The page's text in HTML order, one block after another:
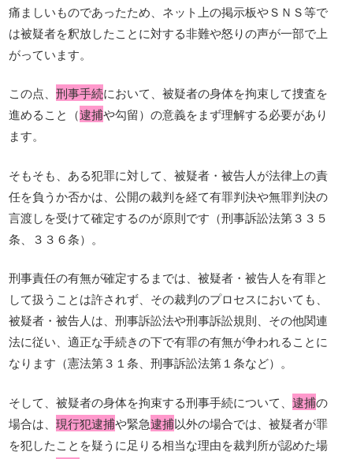
痛ましいものであったため、ネット上の掲示板やＳＮＳ等で
は被疑者を釈放したことに対する非難や怒りの声が一部で上
がっています。
この点、刑事手続において、被疑者の身体を拘束して捜査を
進めること（逮捕や勾留）の意義をまず理解する必要があり
ます。
そもそも、ある犯罪に対して、被疑者・被告人が法律上の責
任を負うか否かは、公開の裁判を経て有罪判決や無罪判決の
言渡しを受けて確定するのが原則です（刑事訴訟法第３３５
条、３３６条）。
刑事責任の有無が確定するまでは、被疑者・被告人を有罪と
して扱うことは許されず、その裁判のプロセスにおいても、
被疑者・被告人は、刑事訴訟法や刑事訴訟規則、その他関連
法に従い、適正な手続きの下で有罪の有無が争われることに
なります（憲法第３１条、刑事訴訟法第１条など）。
そして、被疑者の身体を拘束する刑事手続について、逮捕の
場合は、現行犯逮捕や緊急逮捕以外の場合では、被疑者が罪
を犯したことを疑うに足りる相当な理由を裁判所が認めた場